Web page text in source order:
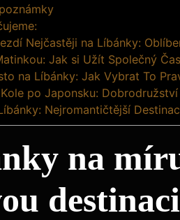
Nejčastěji na Líbánky:
Jak si Užít Společný Čas
na Líbánky: Jak Vybrat To
po Japonsku:
Nejromantičtější
na
destinaci